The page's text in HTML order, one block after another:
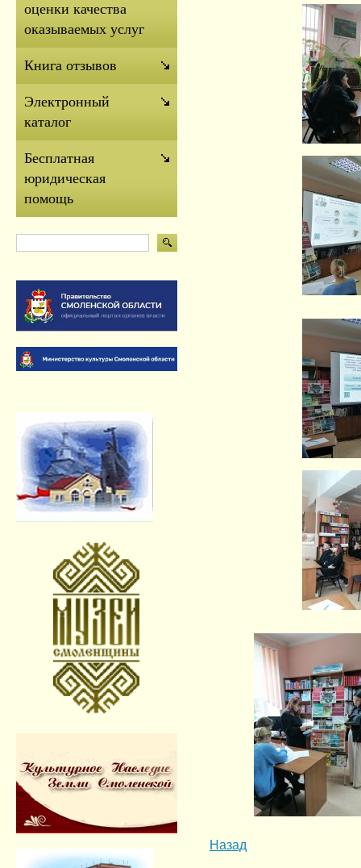
Назад
оценки качества
оказываемых услуг
Книга отзывов
Электронный
каталог
Бесплатная
юридическая
помощь